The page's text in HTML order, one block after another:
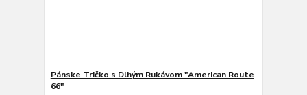
Pánske Tričko s Dlhým Rukávom "American Route
66"